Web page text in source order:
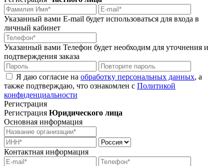
Указанный вами E-mail будет использоваться для входа в
личный кабинет
Указанный вами Телефон будет необходим для уточнения и
подтверждения заказа
Я даю согласие на обработку персональных данных, а
также подтверждаю, что ознакомлен с Политикой
конфиденциальности
Регистрация
Регистрация Юридического лица
Основная информация
Контактная информация